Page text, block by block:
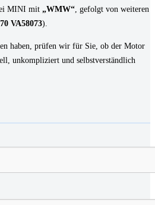
MINI mit „WMW“ , gefolgt von weiteren
VA58073).
haben, prüfen wir für Sie, ob der Motor
unkompliziert und selbstverständlich